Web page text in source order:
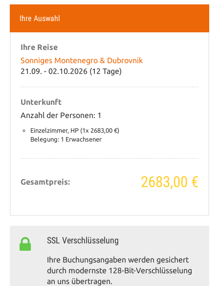
Ihre Auswahl
Ihre Reise
Sonniges Montenegro & Dubrovnik
21.09. - 02.10.2026 (12 Tage)
Unterkunft
Anzahl der Personen: 1
Einzelzimmer, HP (1x 2683,00 €)
Belegung: 1 Erwachsener
Gesamtpreis: 2683,00 €
SSL Verschlüsselung
Ihre Buchungsangaben werden gesichert
durch modernste 128-Bit-Verschlüsselung
an uns übertragen.